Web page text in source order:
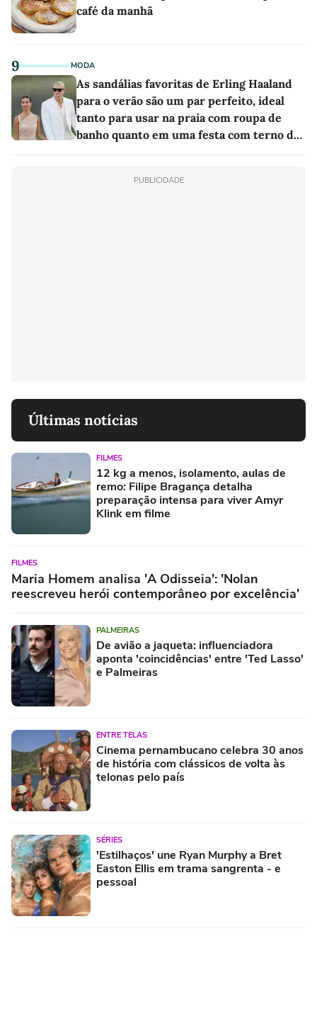
café da manhã
9 MODA
As sandálias favoritas de Erling Haaland
para o verão são um par perfeito, ideal
tanto para usar na praia com roupa de
banho quanto em uma festa com terno de
PUBLICIDADE
Últimas notícias
FILMES
12 kg a menos, isolamento, aulas de
remo: Filipe Bragança detalha
preparação intensa para viver Amyr
Klink em filme
FILMES
Maria Homem analisa 'A Odisseia': 'Nolan
reescreveu herói contemporâneo por excelência'
PALMEIRAS
De avião a jaqueta: influenciadora
aponta 'coincidências' entre 'Ted Lasso'
e Palmeiras
ENTRE TELAS
Cinema pernambucano celebra 30 anos
de história com clássicos de volta às
telonas pelo país
SÉRIES
'Estilhaços' une Ryan Murphy a Bret
Easton Ellis em trama sangrenta - e
pessoal